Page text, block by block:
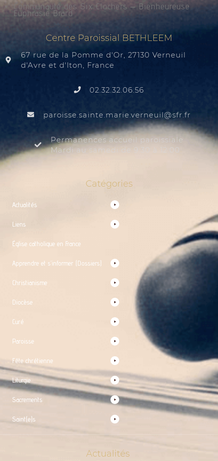
Communauté des Six Clochers – Bienheureuse
Euphrasie Brard
Centre Paroissial BETHLEEM
67 rue de la Pomme d'Or, 27130 Verneuil
d'Avre et d'Iton, France
02.32.32.06.56
rf.rfs
@liuenrev.eiram.etnias.essiorap
Permanences accueil paroissiale
Mardi au samedi de 9:30 à 12:00
Catégories
Actualités
Liens
Église catholique en France
Apprendre et s’informer (Dossiers)
Christianisme
Diocèse
Curé
Paroisse
Fête chrétienne
Liturgie
Sacrements
Saint(e)s
Actualités